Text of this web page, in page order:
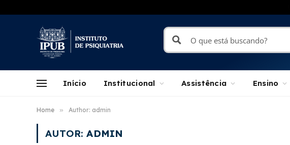
Início Institucional Assistência Ensino
Home » Author: admin
AUTOR:ADMIN